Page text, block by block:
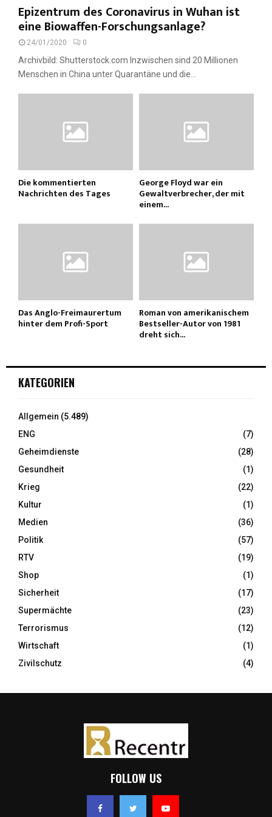
Epizentrum des Coronavirus in Wuhan ist
eine Biowaffen-Forschungsanlage?
24/01/2020 0
Archivbild: Shutterstock.com Inzwischen sind 20 Millionen
Menschen in China unter Quarantäne und die...
Die kommentierten
Nachrichten des Tages
George Floyd war ein
Gewaltverbrecher, der mit
einem...
Das Anglo-Freimaurertum
hinter dem Profi-Sport
Roman von amerikanischem
Bestseller-Autor von 1981
dreht sich...
KATEGORIEN
Allgemein (5.489)
ENG
(7)
Geheimdienste
(28)
Gesundheit
(1)
Krieg
(22)
Kultur
(1)
Medien
(36)
Politik
(57)
RTV
(19)
Shop
(1)
Sicherheit
(17)
Supermächte
(23)
Terrorismus
(12)
Wirtschaft
(1)
Zivilschutz
(4)
FOLLOW US